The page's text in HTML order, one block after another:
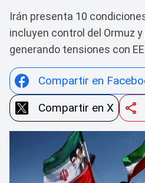
Irán presenta 10
incluyen control del Ormuz
generando tensiones con
Compartir en
Compartir en X